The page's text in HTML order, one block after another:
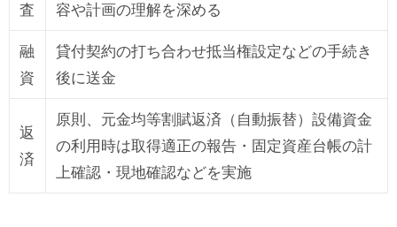
査
容や計画の理解を深める
融
資
貸付契約の打ち合わせ抵当権設定などの手続き
後に送金
返
済
原則、元金均等割賦返済（自動振替）設備資金
の利用時は取得適正の報告・固定資産台帳の計
上確認・現地確認などを実施